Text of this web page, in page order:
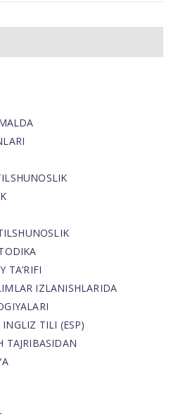
TA’RIFI
IZLANISHLARIDA
TILI (ESP)
TAJRIBASIDAN